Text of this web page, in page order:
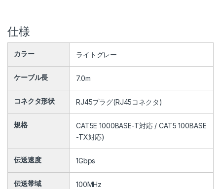
仕様
カラー ライトグレー
ケーブル長 7.0m
コネクタ形状 RJ45プラグ(RJ45コネクタ)
規格
CAT5E 1000BASE-T対応 / CAT5 100BASE
-TX対応)
伝送速度 1Gbps
伝送帯域 100MHz